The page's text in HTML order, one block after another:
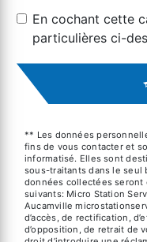
En cochant cette
particulières ci-
** Les données
fins de vous contacter et
informatisé. Elles sont
sous-traitants dans le seul
données collectées seront
suivants: Micro Station
Aucamville
d’accès, de rectification,
d’opposition, de retrait de